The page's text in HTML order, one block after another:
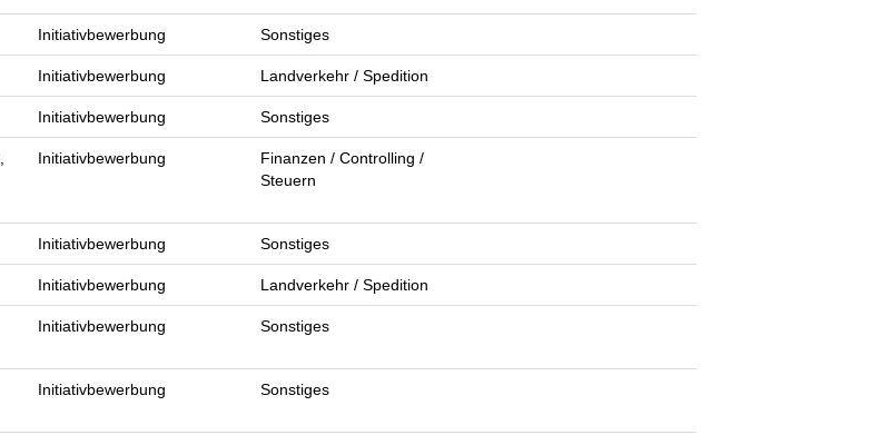
Initiativbewerbung Sonstiges
Initiativbewerbung Landverkehr / Spedition
Initiativbewerbung Sonstiges
Initiativbewerbung
Finanzen / Controlling /
Steuern
Initiativbewerbung Sonstiges
Initiativbewerbung Landverkehr / Spedition
Initiativbewerbung Sonstiges
Initiativbewerbung Sonstiges